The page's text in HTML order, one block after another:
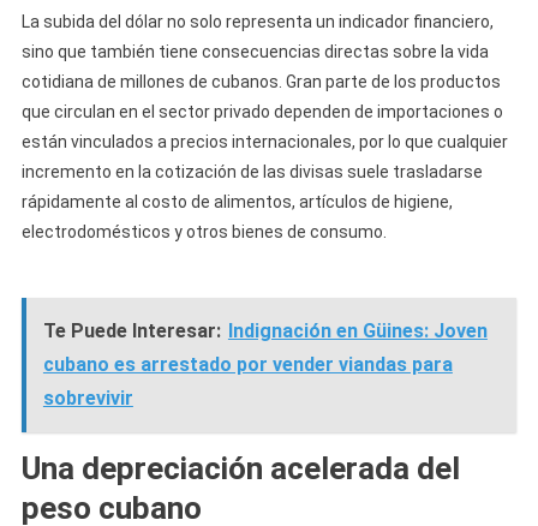
La subida del dólar no solo representa un indicador financiero,
sino que también tiene consecuencias directas sobre la vida
cotidiana de millones de cubanos. Gran parte de los productos
que circulan en el sector privado dependen de importaciones o
están vinculados a precios internacionales, por lo que cualquier
incremento en la cotización de las divisas suele trasladarse
rápidamente al costo de alimentos, artículos de higiene,
electrodomésticos y otros bienes de consumo.
Te Puede Interesar: Indignación en Güines: Joven
cubano es arrestado por vender viandas para
sobrevivir
Una depreciación acelerada del
peso cubano